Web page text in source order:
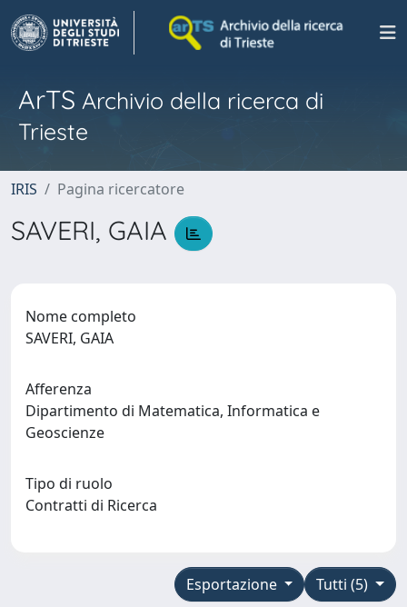
ArTS Archivio della ricerca di
Trieste
IRIS Pagina ricercatore
SAVERI, GAIA
Nome completo
SAVERI, GAIA
Afferenza
Dipartimento di Matematica, Informatica e
Geoscienze
Tipo di ruolo
Contratti di Ricerca
Tutti (5)
Esportazione